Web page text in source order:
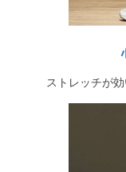
ストレッチが